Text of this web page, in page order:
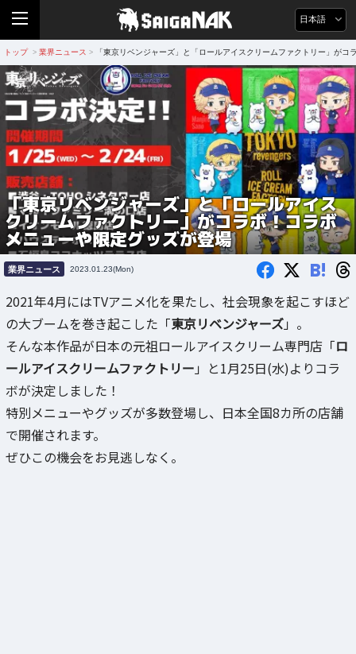
日本語
トップ > 業界ニュース > 「東京リベンジャーズ」と「ロールアイスクリームファクトリー」がコ
「東京リベンジャーズ」と「ロールアイス
クリームファクトリー」がコラボ！コラボ
メニューや限定グッズが登場
業界ニュース 2023.01.23(Mon) B!
2021年4月にはTVアニメ化を果たし、社会現象を起こすほど
の大ブームを巻き起こした「東京リベンジャーズ」。
そんな本作品が日本の元祖ロールアイスクリーム専門店「ロ
ールアイスクリームファクトリー 」と1月25日(水)よりコラ
ボが決定しました！
特別メニューやグッズが多数登場し、日本全国8カ所の店舗
で開催されます。
ぜひこの機会をお見逃しなく。